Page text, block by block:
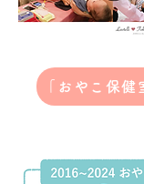
「おやこ保